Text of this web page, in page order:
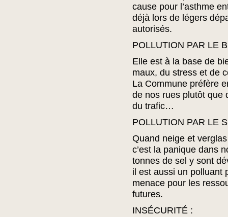
cause pour l’asthme
déjà lors de légers
autorisés.
POLLUTION PAR LE
Elle est à la base de
maux, du stress et de
La Commune préfère
de nos rues plutôt que
du trafic…
POLLUTION PAR LE
Quand neige et verglas
c’est la panique dans
tonnes de sel y sont
il est aussi un polluant
menace pour les
futures.
INSÉCURITÉ :